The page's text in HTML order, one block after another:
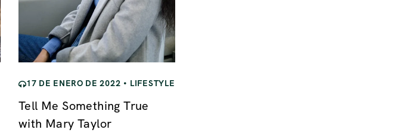
17 DE ENERO DE 2022 LIFESTYLE
Tell Me Something True
with Mary Taylor